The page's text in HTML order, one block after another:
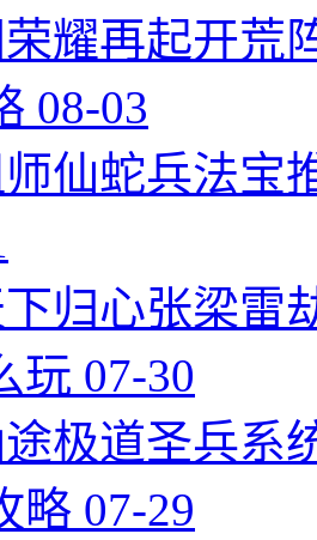
耀再起开荒
08-03
仙蛇兵法宝
归心张梁雷
玩 07-30
极道圣兵系
略 07-29